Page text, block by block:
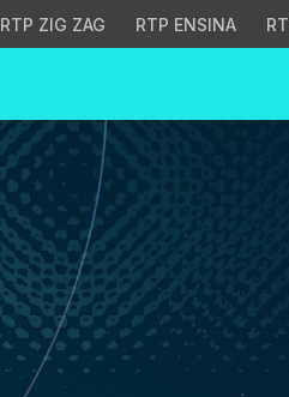
RTP ZIG ZAG RTP ENSINA